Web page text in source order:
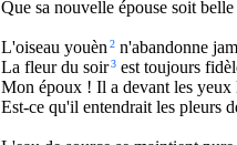
Que sa nouvelle épouse soit
L'oiseau youèn 2 n'abandonne
La fleur du soir3 est toujours
Mon époux ! Il a devant les yeux
Est-ce qu'il entendrait les pleurs